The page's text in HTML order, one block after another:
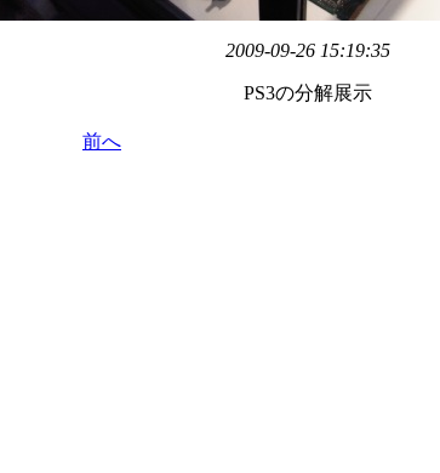
2009-09-26 15:19:35
PS3の分解展示
前へ